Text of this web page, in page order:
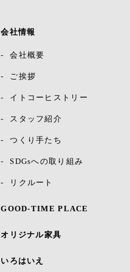
会社情報
会社概要
ご挨拶
イトコーヒストリー
スタッフ紹介
つくり手たち
SDGsへの取り組み
リクルート
GOOD-TIME PLACE
オリジナル家具
いろはいえ